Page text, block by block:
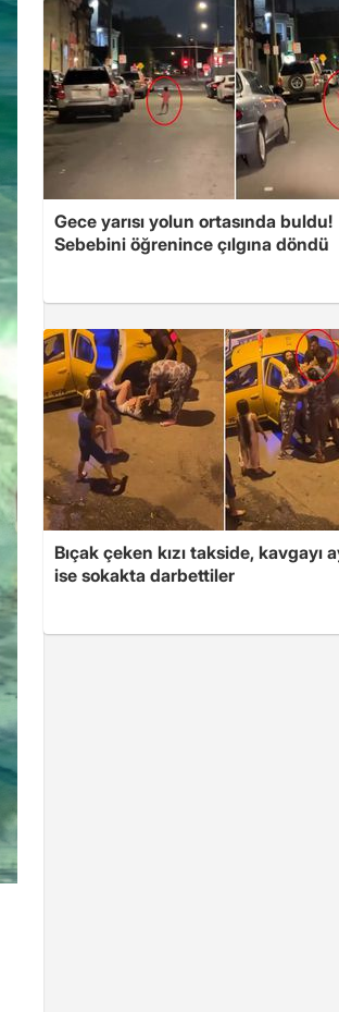
Gece yarısı yolun ortasında buldu!
Sebebini öğrenince çılgına döndü
Bıçak çeken kızı takside, kavgayı
ise sokakta darbettiler